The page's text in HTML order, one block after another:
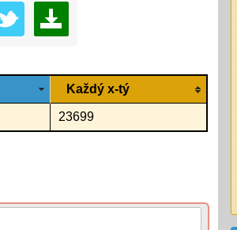
Každý x-tý
23699